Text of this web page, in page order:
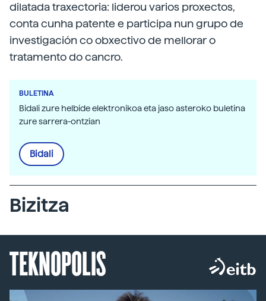
dilatada traxectoria: liderou varios proxectos,
conta cunha patente e participa nun grupo de
investigación co obxectivo de mellorar o
tratamento do cancro.
BULETINA
Bidali zure helbide elektronikoa eta jaso asteroko buletina
zure sarrera-ontzian
Bidali
Bizitza
TEKNOPOLIS